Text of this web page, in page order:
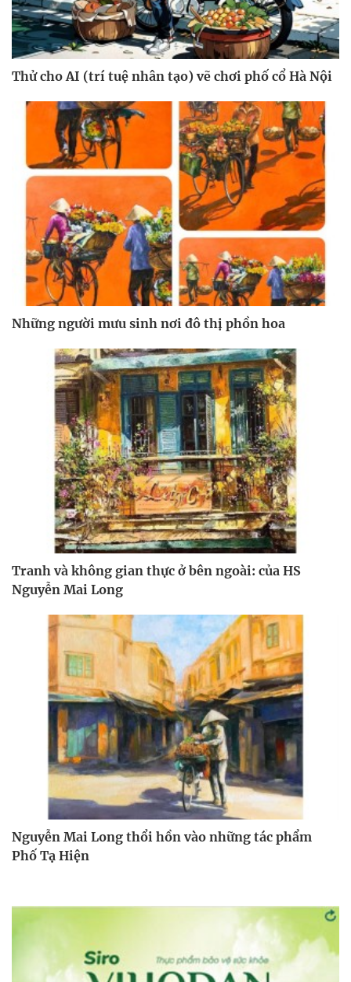
Thử cho AI (trí tuệ nhân tạo) vẽ chơi phố cổ Hà Nội
Những người mưu sinh nơi đô thị phồn hoa
Tranh và không gian thực ở bên ngoài: của HS
Nguyễn Mai Long
Nguyễn Mai Long thổi hồn vào những tác phẩm
Phố Tạ Hiện